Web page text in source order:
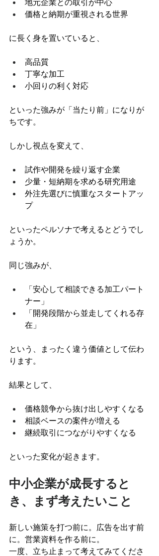
地元企業との取引が中心
価格と納期が重視される世界
に長く身を置いていると、
高品質
丁寧な加工
小回りの利く対応
といった強みが「当たり前」になりが
ちです。
しかし視点を変えて、
試作や開発を繰り返す企業
少量・短納期を求める研究用途
外注先選びに慎重なスタートアッ
プ
といったペルソナで考えるとどうでし
ょうか。
同じ強みが、
「安心して相談できる加工パート
ナー」
「開発段階から並走してくれる存
在」
という、まったく違う価値として伝わ
ります。
結果として、
価格競争から抜け出しやすくなる
相談ベースの案件が増える
継続取引につながりやすくなる
といった変化が起きます。
中小企業が成長すると
き、まず考えたいこと
新しい施策を打つ前に。広告を出す前
に。営業資料を作る前に。
一度、立ち止まって考えてみてくださ